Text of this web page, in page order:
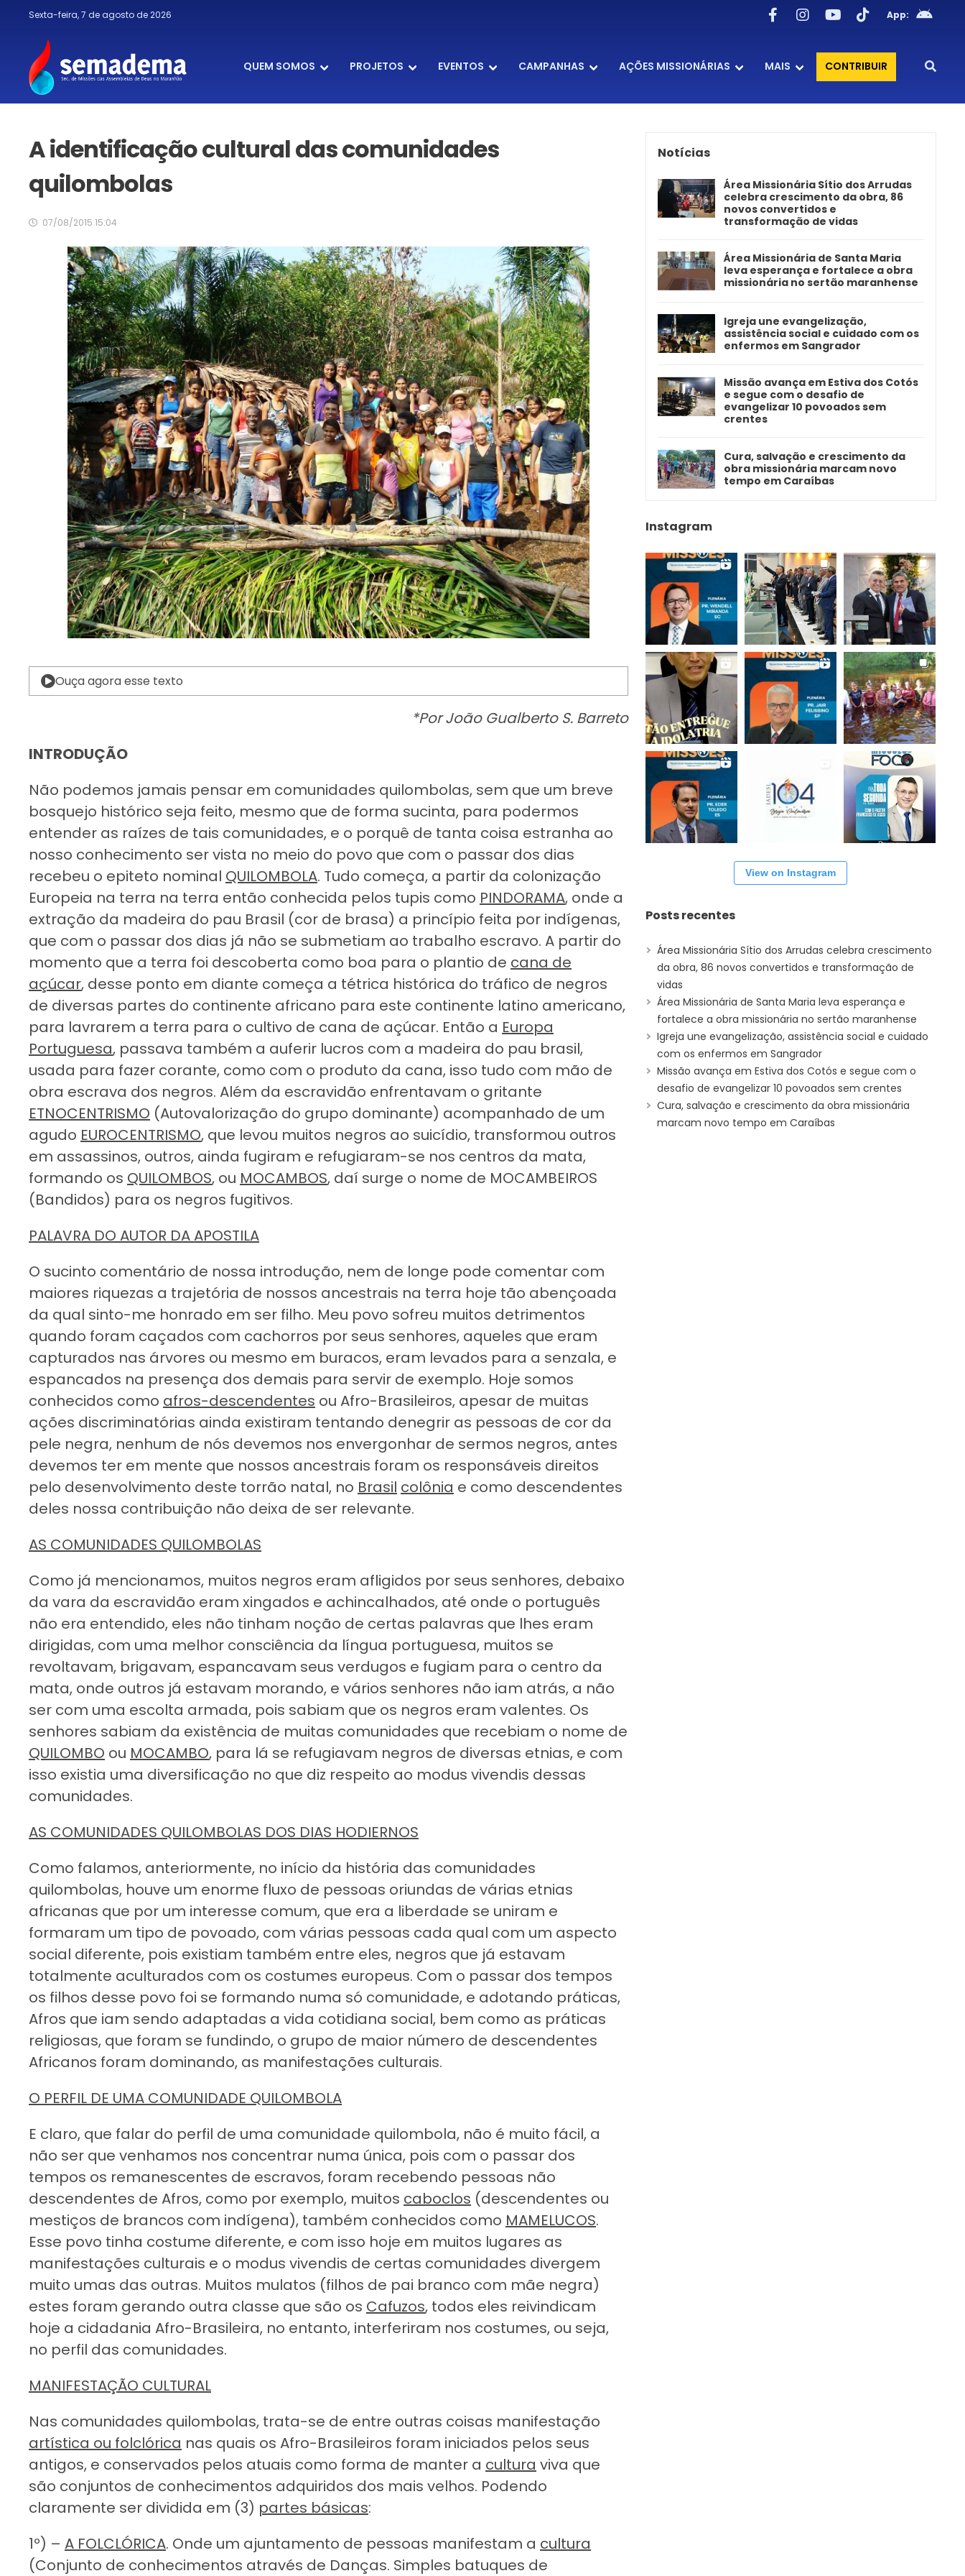
Sexta-feira, 7 de agosto de 2026 App:
QUEM SOMOS PROJETOS EVENTOS CAMPANHAS AÇÕES MISSIONÁRIAS MAIS CONTRIBUIR
A identificação cultural das comunidades
quilombolas
07/08/2015 15:04
Ouça agora esse texto
*Por João Gualberto S. Barreto
INTRODUÇÃO
Não podemos jamais pensar em comunidades quilombolas, sem que um breve
bosquejo histórico seja feito, mesmo que de forma sucinta, para podermos
entender as raízes de tais comunidades, e o porquê de tanta coisa estranha ao
nosso conhecimento ser vista no meio do povo que com o passar dos dias
recebeu o epiteto nominal QUILOMBOLA. Tudo começa, a partir da colonização
Europeia na terra na terra então conhecida pelos tupis como PINDORAMA, onde a
extração da madeira do pau Brasil (cor de brasa) a princípio feita por indígenas,
que com o passar dos dias já não se submetiam ao trabalho escravo. A partir do
momento que a terra foi descoberta como boa para o plantio de cana de
açúcar, desse ponto em diante começa a tétrica histórica do tráfico de negros
de diversas partes do continente africano para este continente latino americano,
para lavrarem a terra para o cultivo de cana de açúcar. Então a Europa
Portuguesa, passava também a auferir lucros com a madeira do pau brasil,
usada para fazer corante, como com o produto da cana, isso tudo com mão de
obra escrava dos negros. Além da escravidão enfrentavam o gritante
ETNOCENTRISMO (Autovalorização do grupo dominante) acompanhado de um
agudo EUROCENTRISMO, que levou muitos negros ao suicídio, transformou outros
em assassinos, outros, ainda fugiram e refugiaram-se nos centros da mata,
formando os QUILOMBOS, ou MOCAMBOS, daí surge o nome de MOCAMBEIROS
(Bandidos) para os negros fugitivos.
PALAVRA DO AUTOR DA APOSTILA
O sucinto comentário de nossa introdução, nem de longe pode comentar com
maiores riquezas a trajetória de nossos ancestrais na terra hoje tão abençoada
da qual sinto-me honrado em ser filho. Meu povo sofreu muitos detrimentos
quando foram caçados com cachorros por seus senhores, aqueles que eram
capturados nas árvores ou mesmo em buracos, eram levados para a senzala, e
espancados na presença dos demais para servir de exemplo. Hoje somos
conhecidos como afros-descendentes ou Afro-Brasileiros, apesar de muitas
ações discriminatórias ainda existiram tentando denegrir as pessoas de cor da
pele negra, nenhum de nós devemos nos envergonhar de sermos negros, antes
devemos ter em mente que nossos ancestrais foram os responsáveis direitos
pelo desenvolvimento deste torrão natal, no Brasil colônia e como descendentes
deles nossa contribuição não deixa de ser relevante.
AS COMUNIDADES QUILOMBOLAS
Como já mencionamos, muitos negros eram afligidos por seus senhores, debaixo
da vara da escravidão eram xingados e achincalhados, até onde o português
não era entendido, eles não tinham noção de certas palavras que lhes eram
dirigidas, com uma melhor consciência da língua portuguesa, muitos se
revoltavam, brigavam, espancavam seus verdugos e fugiam para o centro da
mata, onde outros já estavam morando, e vários senhores não iam atrás, a não
ser com uma escolta armada, pois sabiam que os negros eram valentes. Os
senhores sabiam da existência de muitas comunidades que recebiam o nome de
QUILOMBO ou MOCAMBO, para lá se refugiavam negros de diversas etnias, e com
isso existia uma diversificação no que diz respeito ao modus vivendis dessas
comunidades.
AS COMUNIDADES QUILOMBOLAS DOS DIAS HODIERNOS
Como falamos, anteriormente, no início da história das comunidades
quilombolas, houve um enorme fluxo de pessoas oriundas de várias etnias
africanas que por um interesse comum, que era a liberdade se uniram e
formaram um tipo de povoado, com várias pessoas cada qual com um aspecto
social diferente, pois existiam também entre eles, negros que já estavam
totalmente aculturados com os costumes europeus. Com o passar dos tempos
os filhos desse povo foi se formando numa só comunidade, e adotando práticas,
Afros que iam sendo adaptadas a vida cotidiana social, bem como as práticas
religiosas, que foram se fundindo, o grupo de maior número de descendentes
Africanos foram dominando, as manifestações culturais.
O PERFIL DE UMA COMUNIDADE QUILOMBOLA
E claro, que falar do perfil de uma comunidade quilombola, não é muito fácil, a
não ser que venhamos nos concentrar numa única, pois com o passar dos
tempos os remanescentes de escravos, foram recebendo pessoas não
descendentes de Afros, como por exemplo, muitos caboclos (descendentes ou
mestiços de brancos com indígena), também conhecidos como MAMELUCOS.
Esse povo tinha costume diferente, e com isso hoje em muitos lugares as
manifestações culturais e o modus vivendis de certas comunidades divergem
muito umas das outras. Muitos mulatos (filhos de pai branco com mãe negra)
estes foram gerando outra classe que são os Cafuzos, todos eles reivindicam
hoje a cidadania Afro-Brasileira, no entanto, interferiram nos costumes, ou seja,
no perfil das comunidades.
MANIFESTAÇÃO CULTURAL
Nas comunidades quilombolas, trata-se de entre outras coisas manifestação
artística ou folclórica nas quais os Afro-Brasileiros foram iniciados pelos seus
antigos, e conservados pelos atuais como forma de manter a cultura viva que
são conjuntos de conhecimentos adquiridos dos mais velhos. Podendo
claramente ser dividida em (3) partes básicas:
1º) – A FOLCLÓRICA. Onde um ajuntamento de pessoas manifestam a cultura
(Conjunto de conhecimentos através de Danças. Simples batuques de
Notícias
Área Missionária Sítio dos Arrudas
celebra crescimento da obra, 86
novos convertidos e
transformação de vidas
Área Missionária de Santa Maria
leva esperança e fortalece a obra
missionária no sertão maranhense
Igreja une evangelização,
assistência social e cuidado com os
enfermos em Sangrador
Missão avança em Estiva dos Cotós
e segue com o desafio de
evangelizar 10 povoados sem
crentes
Cura, salvação e crescimento da
obra missionária marcam novo
tempo em Caraíbas
Instagram
View on Instagram
Posts recentes
Área Missionária Sítio dos Arrudas celebra crescimento
da obra, 86 novos convertidos e transformação de
vidas
Área Missionária de Santa Maria leva esperança e
fortalece a obra missionária no sertão maranhense
Igreja une evangelização, assistência social e cuidado
com os enfermos em Sangrador
Missão avança em Estiva dos Cotós e segue com o
desafio de evangelizar 10 povoados sem crentes
Cura, salvação e crescimento da obra missionária
marcam novo tempo em Caraíbas